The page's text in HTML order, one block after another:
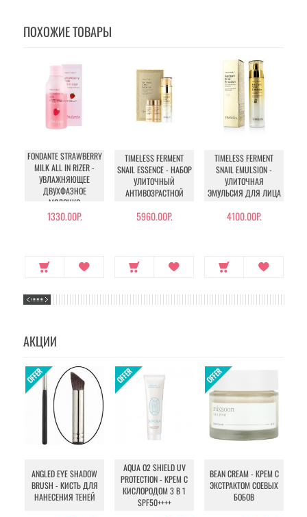
ПОХОЖИЕ ТОВАРЫ
FONDANTE STRAWBERRY
MILK ALL IN RIZER -
УВЛАЖНЯЮЩЕЕ
ДВУХФАЗНОЕ
МОЛОЧКО
1330.00Р.
TIMELESS FERMENT
SNAIL ESSENCE - НАБОР
УЛИТОЧНЫЙ
АНТИВОЗРАСТНОЙ
5960.00Р.
TIMELESS FERMENT
SNAIL EMULSION -
УЛИТОЧНАЯ
ЭМУЛЬСИЯ ДЛЯ ЛИЦА
4100.00Р.
АКЦИИ
ANGLED EYE SHADOW
BRUSH - КИСТЬ ДЛЯ
НАНЕСЕНИЯ ТЕНЕЙ
AQUA O2 SHIELD UV
PROTECTION - КРЕМ С
КИСЛОРОДОМ 3 В 1
SPF50++++
BEAN CREAM - КРЕМ С
ЭКСТРАКТОМ СОЕВЫХ
БОБОВ